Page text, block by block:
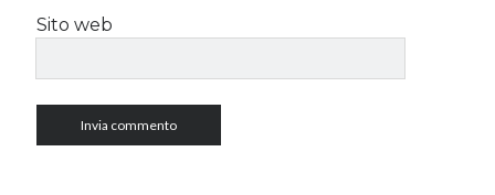
Sito web